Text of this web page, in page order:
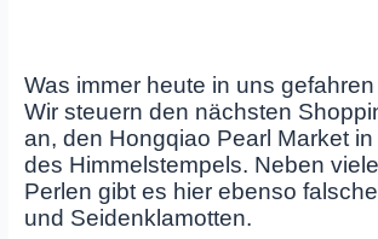
Was immer heute in uns
Wir steuern den nächsten
an, den Hongqiao Pearl Market
des Himmelstempels. Neben
Perlen gibt es hier ebenso
und Seidenklamotten.